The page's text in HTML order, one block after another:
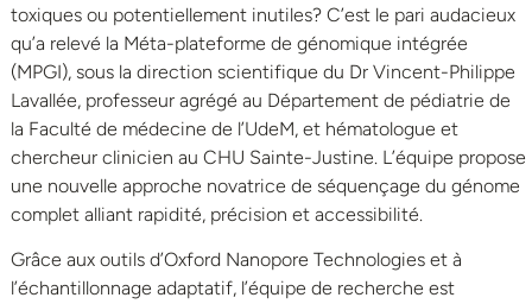
toxiques ou potentiellement inutiles? C’est le pari audacieux
qu’a relevé la Méta-plateforme de génomique intégrée
(MPGI), sous la direction scientifique du Dr Vincent-Philippe
Lavallée, professeur agrégé au Département de pédiatrie de
la Faculté de médecine de l’UdeM, et hématologue et
chercheur clinicien au CHU Sainte-Justine. L’équipe propose
une nouvelle approche novatrice de séquençage du génome
complet alliant rapidité, précision et accessibilité.
Grâce aux outils d’Oxford Nanopore Technologies et à
l’échantillonnage adaptatif, l’équipe de recherche est